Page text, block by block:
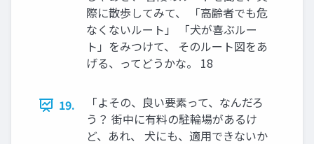
際に散歩してみて、 「高齢者でも危
なくないルート」 「犬が喜ぶルー
ト」をみつけて、 そのルート図をあ
げる、ってどうかな。 18
19.
「よその、良い要素って、なんだろ
う？ 街中に有料の駐輪場があるけ
ど、あれ、 犬にも、適用できないか